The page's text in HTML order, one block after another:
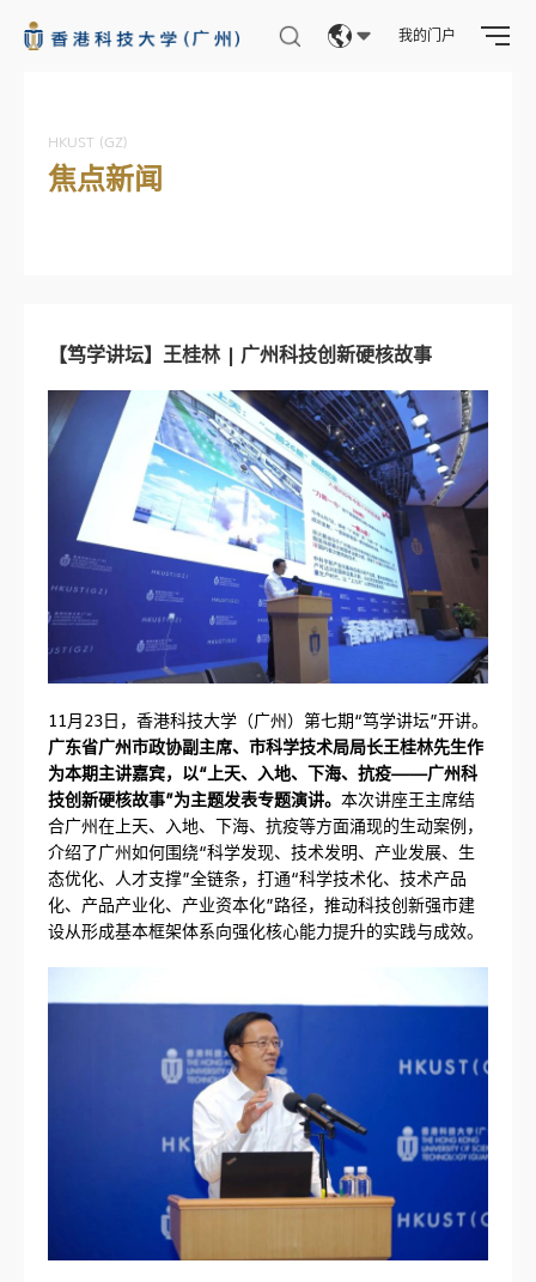
我的门户
HKUST (GZ)
焦点新闻
【笃学讲坛】王桂林 | 广州科技创新硬核故事
11月23日，香港科技大学（广州）第七期“笃学讲坛”开讲。
广东省广州市政协副主席、市科学技术局局长王桂林先生作
为本期主讲嘉宾，以“上天、入地、下海、抗疫——广州科
技创新硬核故事”为主题发表专题演讲。 本次讲座王主席结
合广州在上天、入地、下海、抗疫等方面涌现的生动案例，
介绍了广州如何围绕“科学发现、技术发明、产业发展、生
态优化、人才支撑”全链条，打通“科学技术化、技术产品
化、产品产业化、产业资本化”路径，推动科技创新强市建
设从形成基本框架体系向强化核心能力提升的实践与成效。